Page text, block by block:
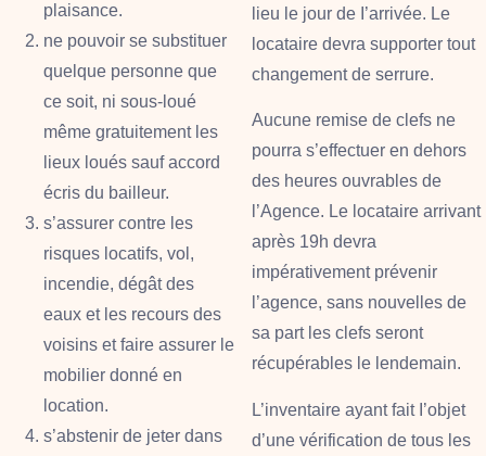
plaisance.
ne pouvoir se substituer
quelque personne que
ce soit, ni sous-loué
même gratuitement les
lieux loués sauf accord
écris du bailleur.
s’assurer contre les
risques locatifs, vol,
incendie, dégât des
eaux et les recours des
voisins et faire assurer le
mobilier donné en
location.
s’abstenir de jeter dans
lieu le jour de I’arrivée. Le
locataire devra supporter tout
changement de serrure.
Aucune remise de clefs ne
pourra s’effectuer en dehors
des heures ouvrables de
l’Agence. Le locataire arrivant
après 19h devra
impérativement prévenir
l’agence, sans nouvelles de
sa part les clefs seront
récupérables le lendemain.
L’inventaire ayant fait I’objet
d’une vérification de tous les